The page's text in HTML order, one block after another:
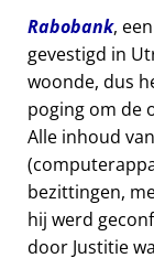
Rabobank,
gevestigd in
woonde, dus
poging om de
Alle inhoud
bezittingen,
hij werd
door Justitie